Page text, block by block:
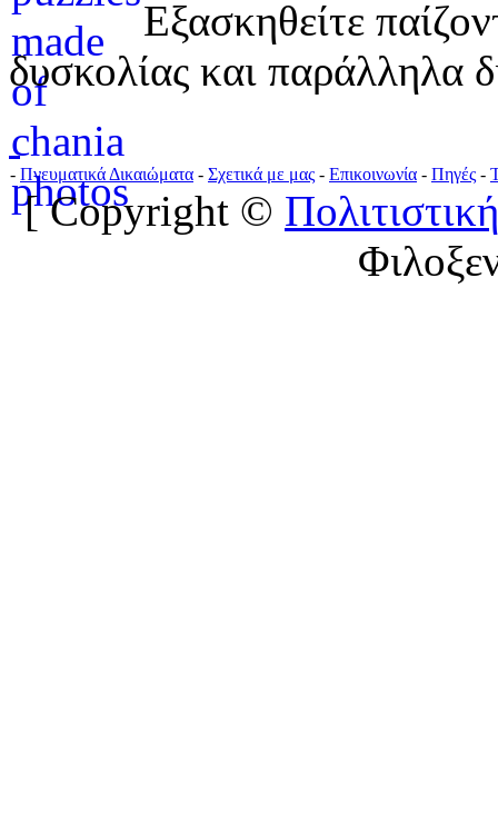
Εξασκηθείτε
δυσκολίας και παράλληλα
- Πνευματικά Δικαιώματα - Σχετικά με μας - Επικοινωνία - Πηγές -
[ Copyright ©